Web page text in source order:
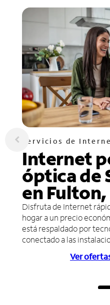
Servicios de
Internet
óptica de
en Fulton,
Disfruta de Internet
hogar a un precio
está respaldado por
conectado a las
Ver